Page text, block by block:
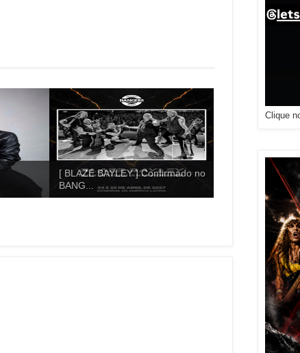
[ BLAZE BAYLEY ] Confirmado no
BANG...
Clique